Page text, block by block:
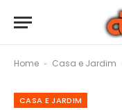
Home - Casa e Jardim
CASA E JARDIM